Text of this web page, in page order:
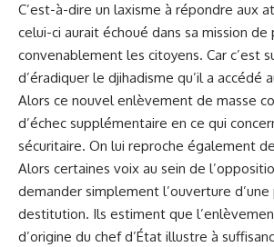
C’est-à-dire un laxisme à répondre aux
celui-ci aurait échoué dans sa mission
convenablement les citoyens. Car c’est
d’éradiquer le djihadisme qu’il a accédé
Alors ce nouvel enlèvement de masse
d’échec supplémentaire en ce qui
sécuritaire. On lui reproche également
Alors certaines voix au sein de
demander simplement l’ouverture
destitution. Ils estiment que
d’origine du chef d’État illustre à